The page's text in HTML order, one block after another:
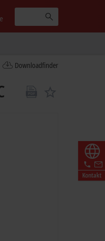
Downloadfinder
Kontakt